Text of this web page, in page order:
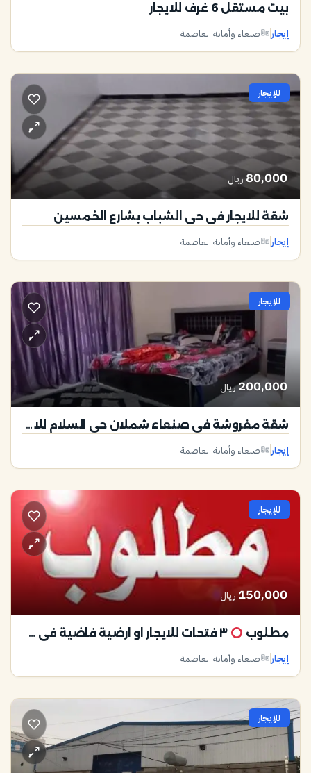
بيت مستقل 6 غرف للايجار
إيجار صنعاء وأمانة العاصمة
للإيجار
80,000 ريال
شقة للايجار في حي الشباب بشارع الخمسين
إيجار صنعاء وأمانة العاصمة
للإيجار
200,000 ريال
شقة مفروشة في صنعاء شملان حي السلام للايجار
إيجار صنعاء وأمانة العاصمة
للإيجار
150,000 ريال
مطلوب
إيجار صنعاء وأمانة العاصمة
للإيجار